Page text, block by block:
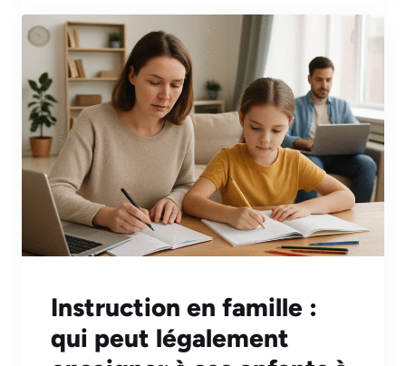
Instruction en famille :
qui peut légalement